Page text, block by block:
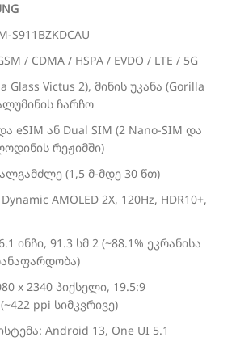
S911BZKDCAU
/ CDMA / HSPA / EVDO / LTE / 5G
Glass Victus 2), მინის უკანა (Gorilla
ჩარჩო
eSIM ან Dual SIM (2 Nano-SIM და
რეჟიმში)
(1,5 მ-მდე 30 წთ)
AMOLED 2X, 120Hz, HDR10+,
ინჩი, 91.3 სმ 2 (~88.1% ეკრანისა
x 2340 პიქსელი, 19.5:9
ppi სიმკვრივე)
Android 13, One UI 5.1